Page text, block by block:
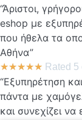
“Άριστοι,
eshop με
που ήθελα τα
Αθήνα”
★★★★★ Rated 5
“Εξυπηρέτηση
πάντα με
και συνεχίζει να